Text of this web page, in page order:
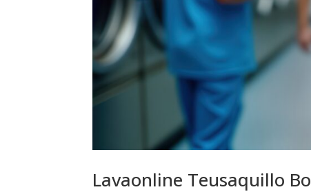
Lavaonline Teusaquillo